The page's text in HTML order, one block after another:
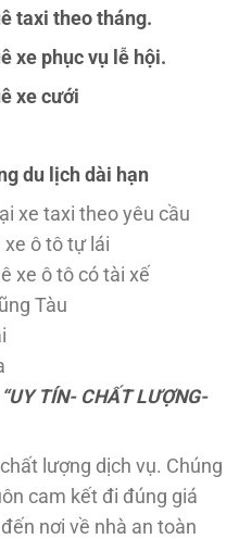
taxi theo tháng.
xe phục vụ lễ hội.
xe cưới
du lịch dài hạn
xe taxi theo yêu cầu
xe ô tô tự lái
xe ô tô có tài xế
Tàu
TÍN- CHẤT LƯỢNG-
lượng dịch vụ. Chúng
cam kết đi đúng giá
nơi về nhà an toàn